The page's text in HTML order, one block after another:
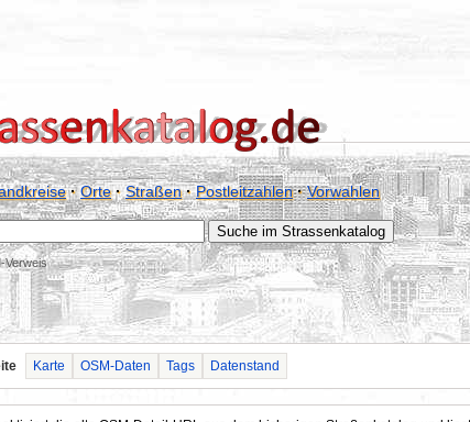
·Orte·Straßen·Postleitzahlen·Vorwahlen
Verweis
Karte OSM-Daten Tags Datenstand